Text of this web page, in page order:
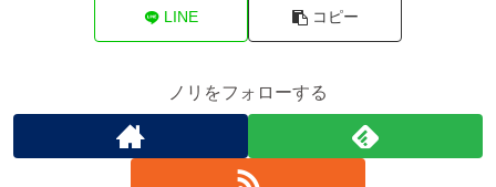
LINE コピー
ノリをフォローする